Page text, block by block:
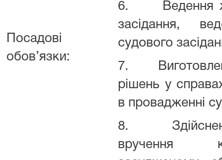
Посадові
обов’язки:
6. Ведення
засідання,
судового
7.
рішень у
в провадженні
8.
вручення